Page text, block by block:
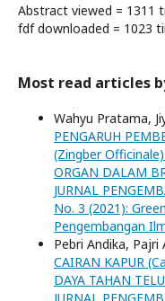
Abstract viewed = 1311
fdf downloaded = 1023
Most read articles
Wahyu Pratama,
PENGARUH
(Zingber
ORGAN DALAM
JURNAL
No. 3 (2021):
Pengembangan
Pebri Andika, Pajri
CAIRAN KAPUR
DAYA TAHAN
JURNAL